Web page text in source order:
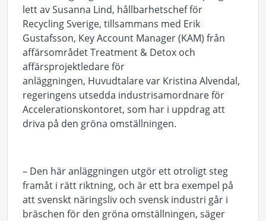
lett av Susanna Lind, hållbarhetschef för
Recycling Sverige, tillsammans med Erik
Gustafsson, Key Account Manager (KAM) från
affärsområdet Treatment & Detox och
affärsprojektledare för
anläggningen, Huvudtalare var Kristina Alvendal,
regeringens utsedda industrisamordnare för
Accelerationskontoret, som har i uppdrag att
driva på den gröna omställningen.
– Den här anläggningen utgör ett otroligt steg
framåt i rätt riktning, och är ett bra exempel på
att svenskt näringsliv och svensk industri går i
bräschen för den gröna omställningen, säger